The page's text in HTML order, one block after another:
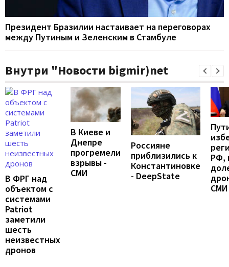
Президент Бразилии настаивает на переговорах
между Путиным и Зеленским в Стамбуле
Внутри "Новости bigmir)net
В ФРГ над
объектом с
системами
Patriot
заметили
шесть
неизвестных
дронов
В Киеве и
Днепре
прогремели
взрывы -
СМИ
Россияне
приблизились к
Константиновке
- DeepState
РФ,
СМИ